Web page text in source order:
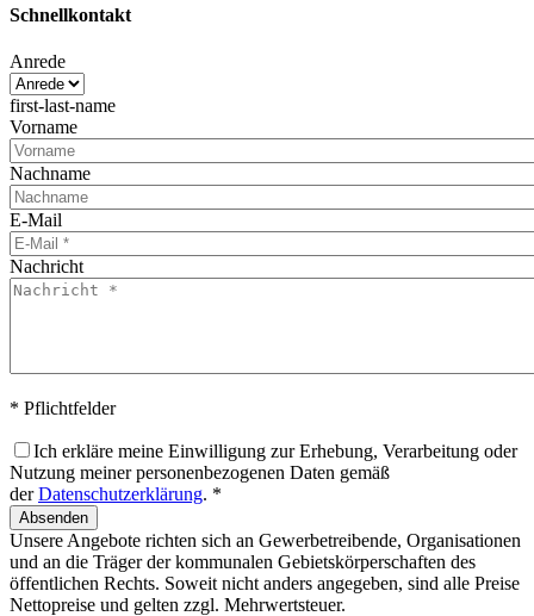
Schnellkontakt
Anrede
first-last-name
Vorname
Nachname
E-Mail
Nachricht
* Pflichtfelder
Ich erkläre meine Einwilligung zur Erhebung, Verarbeitung oder
Nutzung meiner personenbezogenen Daten gemäß
derDatenschutzerklärung. *
Absenden
Unsere Angebote richten sich an Gewerbetreibende, Organisationen
und an die Träger der kommunalen Gebietskörperschaften des
öffentlichen Rechts. Soweit nicht anders angegeben, sind alle Preise
Nettopreise und gelten zzgl. Mehrwertsteuer.